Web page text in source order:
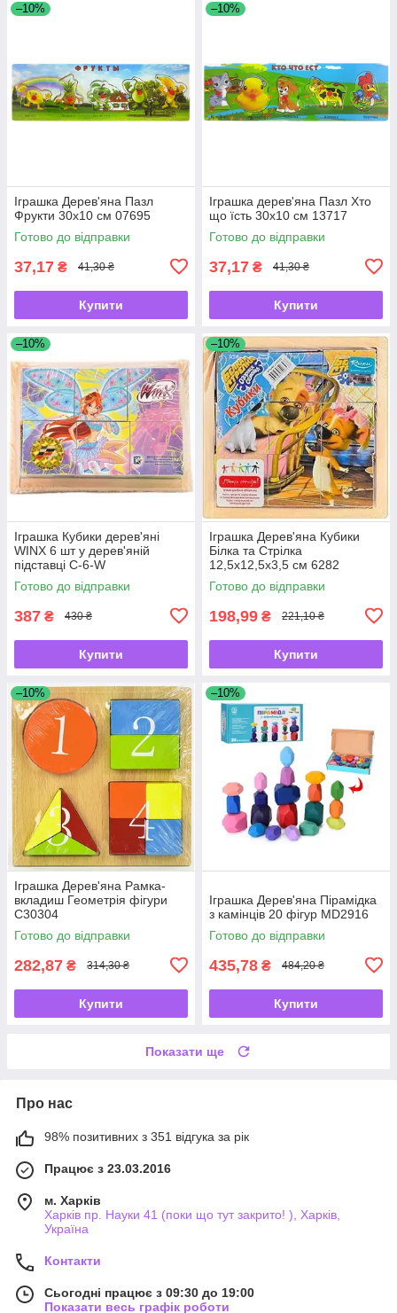
–10%
Іграшка Дерев'яна Пазл
Фрукти 30х10 см 07695
Готово до відправки
37,17 ₴ 41,30 ₴
Купити
–10%
Іграшка дерев'яна Пазл Хто
що їсть 30х10 см 13717
Готово до відправки
37,17 ₴ 41,30 ₴
Купити
–10%
Іграшка Кубики дерев'яні
WINX 6 шт у дерев'яній
підставці С-6-W
Готово до відправки
387 ₴ 430 ₴
Купити
–10%
Іграшка Дерев'яна Кубики
Білка та Стрілка
12,5х12,5х3,5 см 6282
Готово до відправки
198,99 ₴ 221,10 ₴
Купити
–10%
Іграшка Дерев'яна Рамка-
вкладиш Геометрія фігури
С30304
Готово до відправки
282,87 ₴ 314,30 ₴
Купити
–10%
Іграшка Дерев'яна Пірамідка
з камінців 20 фігур MD2916
Готово до відправки
435,78 ₴ 484,20 ₴
Купити
Показати ще
Про нас
98% позитивних з 351 відгука за рік
Працює з 23.03.2016
м. Харків
Харків пр. Науки 41 (поки що тут закрито! ), Харків,
Україна
Контакти
Сьогодні працює з 09:30 до 19:00
Показати весь графік роботи